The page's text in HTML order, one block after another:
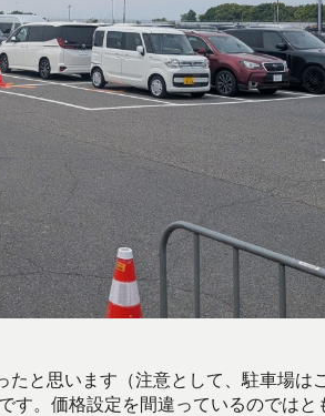
と思います（注意として、駐車場は
。価格設定を間違っているのではと